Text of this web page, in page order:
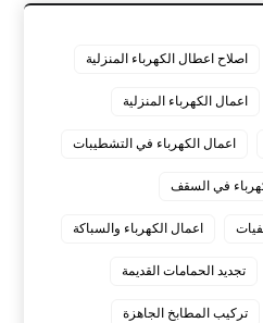
اصلاح اعطال الكهرباء المنزلية
اعمال الكهرباء المنزلية
اعمال الكهرباء في التشطيبات
في السقف
اعمال الكهرباء والسباكة
تجديد الحمامات القديمة
تركيب المطابخ الجاهزة